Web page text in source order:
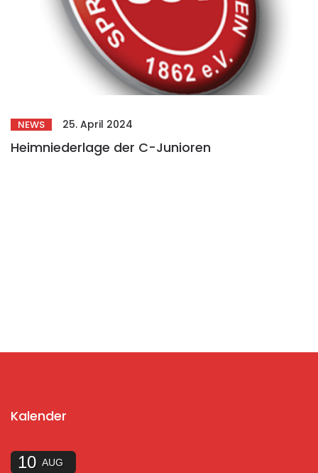
NEWS 25. April 2024
Heimniederlage der C-Junioren
Kalender
10 AUG